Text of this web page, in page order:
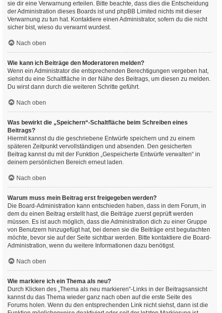
sie dir eine Verwarnung erteilen. Bitte beachte, dass dies die Entscheidung
der Administration dieses Boards ist und phpBB Limited nichts mit dieser
Verwarnung zu tun hat. Kontaktiere einen Administrator, sofern du die nicht
sicher bist, wieso du verwarnt wurdest.
Nach oben
Wie kann ich Beiträge den Moderatoren melden?
Wenn ein Administrator die entsprechenden Berechtigungen vergeben hat,
siehst du eine Schaltfläche in der Nähe des Beitrags, um diesen zu melden.
Du wirst dann durch die weiteren Schritte geführt.
Nach oben
Was bewirkt die „Speichern“-Schaltfläche beim Schreiben eines
Beitrags?
Hiermit kannst du die geschriebene Entwürfe speichern und zu einem
späteren Zeitpunkt vervollständigen und absenden. Den gesicherten
Beitrag kannst du mit der Funktion „Gespeicherte Entwürfe verwalten“ in
deinem persönlichen Bereich erneut laden.
Nach oben
Warum muss mein Beitrag erst freigegeben werden?
Die Board-Administration kann entschieden haben, dass in dem Forum, in
dem du einen Beitrag erstellt hast, die Beiträge zuerst geprüft werden
müssen. Es ist auch möglich, dass die Administration dich zu einer Gruppe
von Benutzern hinzugefügt hat, bei denen sie die Beiträge erst begutachten
möchte, bevor sie auf der Seite sichtbar werden. Bitte kontaktiere die Board-
Administration, wenn du weitere Informationen dazu benötigst.
Nach oben
Wie markiere ich ein Thema als neu?
Durch Klicken des „Thema als neu markieren“-Links in der Beitragsansicht
kannst du das Thema wieder ganz nach oben auf die erste Seite des
Forums holen. Wenn du den entsprechenden Link nicht siehst, dann ist die